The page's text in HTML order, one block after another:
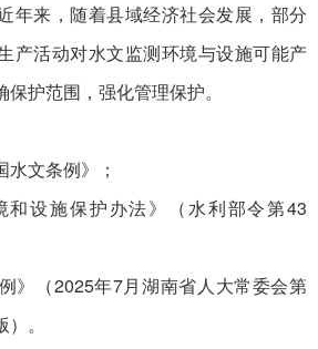
年来，随着县域经济社会发展，部分
产活动对水文监测环境与设施可能产
护范围，强化管理保护。
文条例》；
设施保护办法》（水利部令第43
（2025年7月湖南省人大常委会第
。